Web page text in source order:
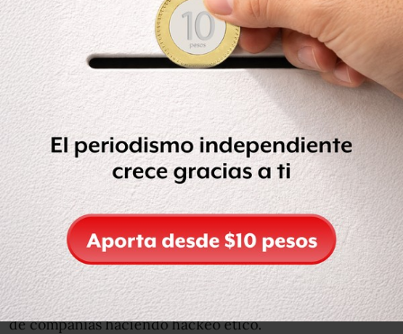
especialista en leyes de internet en la Universidad de
Bond en Australia, es que “siempre existe el riesgo de que
el país al que transfieran tus datos no tenga el mismo
nivel de protección que el tuyo”.
“Si tu información va a dar a otro país,
puede ser confuso
quién tiene acceso a ella, si los proveedores de la red o
las autoridades del lugar“, explica.
A Benjamin Caudill, un asesor de ciberseguridad de
Rhino Security Labs en Seattle, también le inquieta la
manera en la que la información es almacenada.
“Nadie sabe bien cómo hacen la salchicha”, declara
Caudill, cuyo trabajo incluye poner a prueba las defensas
de compañías haciendo hackeo ético.